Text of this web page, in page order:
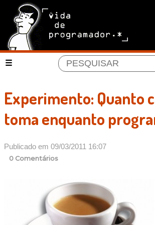
Experimento: Quanto
toma enquanto
Publicado em 09/03/2011 16:07
0 Comentários